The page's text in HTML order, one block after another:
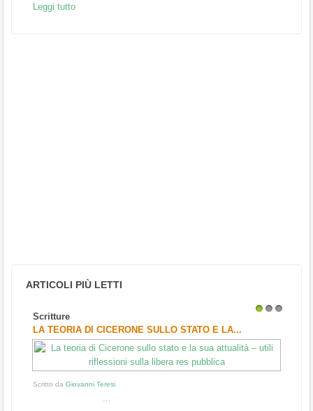
Leggi tutto
ARTICOLI PIÙ LETTI
Scritture
LA TEORIA DI CICERONE SULLO STATO E LA...
Scritto da Giovanni Teresi
...